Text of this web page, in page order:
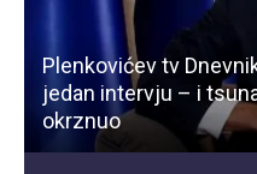
Plenkovićev tv
jedan intervju – i
okrznuo